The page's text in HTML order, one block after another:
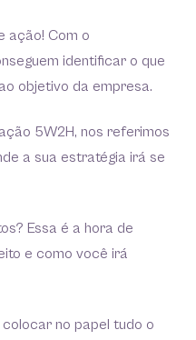
ação! Com o
identificar o que
objetivo da empresa.
5W2H, nos referimos
a sua estratégia irá se
Essa é a hora de
e como você irá
no papel tudo o